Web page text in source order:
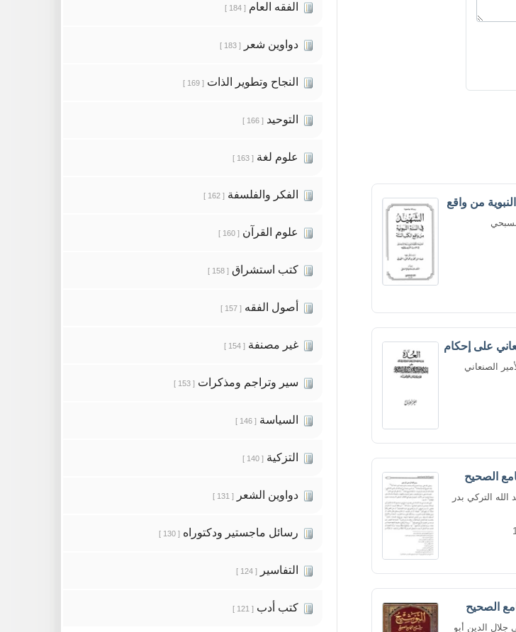
من واقع
على إحكام
الصنعاني
الصحيح
التركي بدر
الصحيح
الدين أبو
الفقه العام [ 184 ]
دواوين شعر [ 183 ]
النجاح وتطوير الذات [ 169 ]
التوحيد [ 166 ]
علوم لغة [ 163 ]
الفكر والفلسفة [ 162 ]
علوم القرآن [ 160 ]
كتب استشراق [ 158 ]
أصول الفقه [ 157 ]
غير مصنفة [ 154 ]
سير وتراجم ومذكرات [ 153 ]
السياسة [ 146 ]
التزكية [ 140 ]
دواوين الشعر [ 131 ]
رسائل ماجستير ودكتوراه [ 130 ]
التفاسير [ 124 ]
كتب أدب [ 121 ]